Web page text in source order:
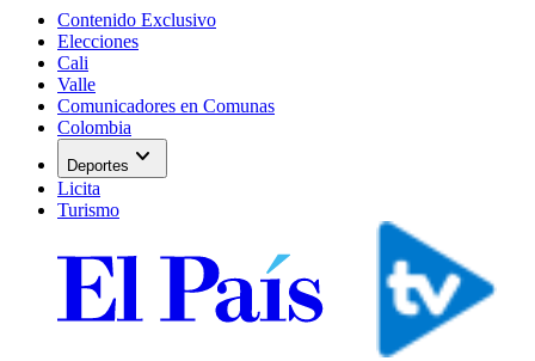
Contenido Exclusivo
Elecciones
Cali
Valle
Comunicadores en Comunas
Colombia
Deportes expand_more
Licita
Turismo